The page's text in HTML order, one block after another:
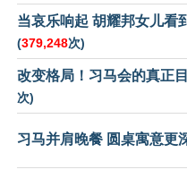
当哀乐响起 胡耀邦女儿看
(379,248次)
改变格局！习马会的真正
次)
习马并肩晚餐 圆桌寓意更